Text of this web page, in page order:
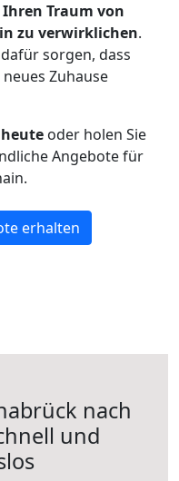
Ihren Traum von
zu verwirklichen.
sorgen, dass
Zuhause
oder holen Sie
Angebote für
erhalten
nach
und